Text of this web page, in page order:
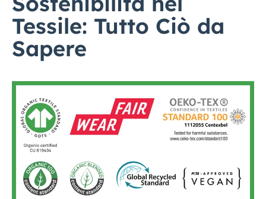
Tessile: Tutto Ciò da
Sapere